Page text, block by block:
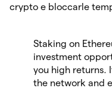
crypto e bloccarle
Staking on
investment
you high returns.
the network and